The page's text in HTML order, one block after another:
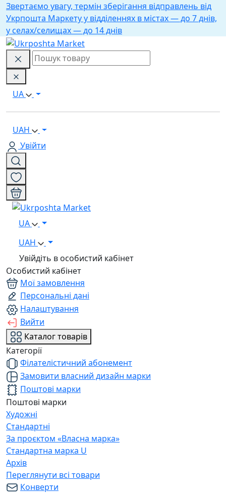
Звертаємо увагу, термін зберігання відправлень від
Укрпошта Маркету у відділеннях в містах — до 7 днів,
у селах/селищах — до 14 днів
UA
UAH
Увійти
UA
UAH
Увійдіть в особистий кабінет
Особистий кабінет
Мої замовлення
Персональні дані
Налаштування
Вийти
Каталог товарів
Категорії
Філателістичний абонемент
Замовити власний дизайн марки
Поштові марки
Поштові марки
Художні
Стандартні
За проєктом «Власна марка»
Стандартна марка U
Архів
Переглянути всі товари
Конверти